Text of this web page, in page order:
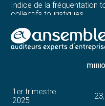
Aller
au
Être prêt pour la
électronique
Indice de la fréquentation
collectifs touristiques
1er trimestre
2025